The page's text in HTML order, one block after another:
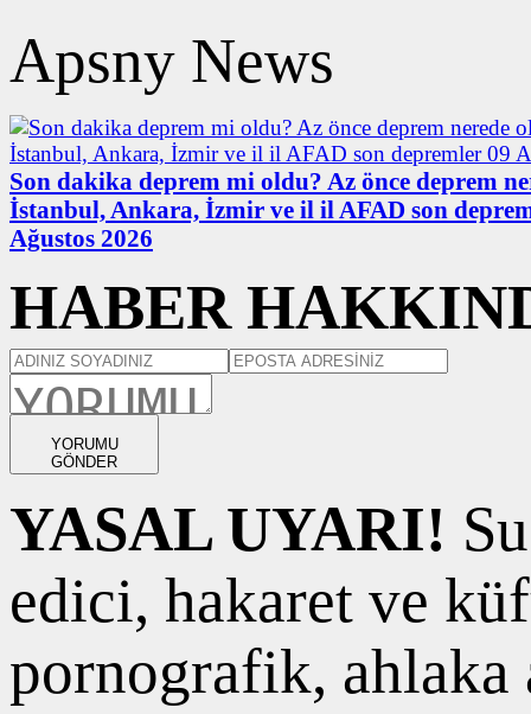
Apsny News
Son dakika deprem mi oldu? Az önce deprem
İstanbul, Ankara, İzmir ve il il AFAD son
Ağustos 2026
HABER
YORUMU
GÖNDER
YASAL UYARI!
edici, hakaret ve
pornografik, ahlaka